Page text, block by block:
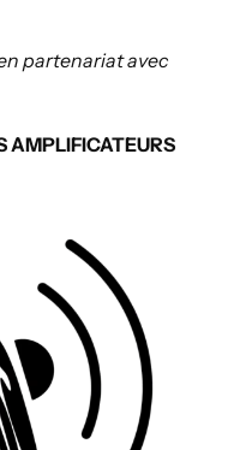
partenariat avec
AMPLIFICATEURS